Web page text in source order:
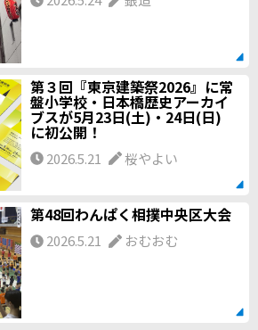
第３回『東京建築祭2026』に常
盤小学校・日本橋歴史アーカイ
ブスが5月23日(土)・24日(日)
に初公開！
2026.5.21 桜やよい
第48回わんぱく相撲中央区大会
2026.5.21 おむおむ